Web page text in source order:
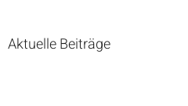
Aktuelle Beiträge